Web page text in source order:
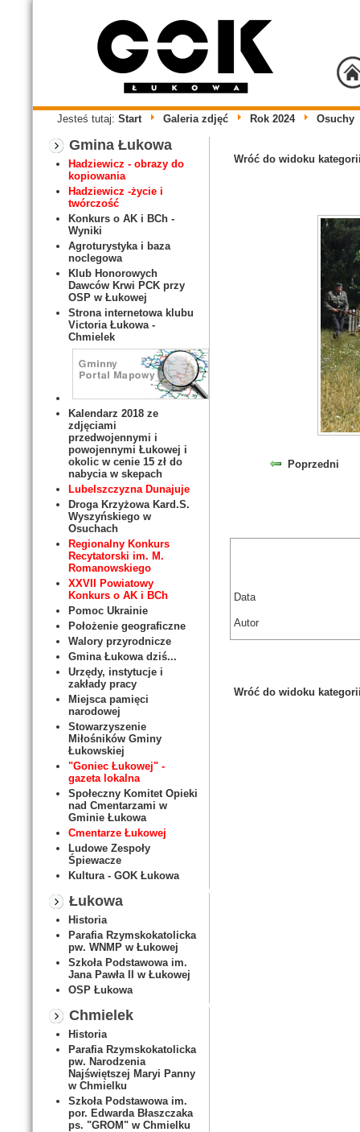
Jesteś tutaj: Start Galeria zdjęć Rok 2024 Osuchy
Gmina Łukowa
Hadziewicz - obrazy do
kopiowania
Hadziewicz -życie i
twórczość
Konkurs o AK i BCh -
Wyniki
Agroturystyka i baza
noclegowa
Klub Honorowych
Dawców Krwi PCK przy
OSP w Łukowej
Strona internetowa klubu
Victoria Łukowa -
Chmielek
Kalendarz 2018 ze
zdjęciami
przedwojennymi i
powojennymi Łukowej i
okolic w cenie 15 zł do
nabycia w skepach
Lubelszczyzna Dunajuje
Droga Krzyżowa Kard.S.
Wyszyńskiego w
Osuchach
Regionalny Konkurs
Recytatorski im. M.
Romanowskiego
XXVII Powiatowy
Konkurs o AK i BCh
Pomoc Ukrainie
Położenie geograficzne
Walory przyrodnicze
Gmina Łukowa dziś...
Urzędy, instytucje i
zakłady pracy
Miejsca pamięci
narodowej
Stowarzyszenie
Miłośników Gminy
Łukowskiej
"Goniec Łukowej" -
gazeta lokalna
Społeczny Komitet Opieki
nad Cmentarzami w
Gminie Łukowa
Cmentarze Łukowej
Ludowe Zespoły
Śpiewacze
Kultura - GOK Łukowa
Łukowa
Historia
Parafia Rzymskokatolicka
pw. WNMP w Łukowej
Szkoła Podstawowa im.
Jana Pawła II w Łukowej
OSP Łukowa
Chmielek
Historia
Parafia Rzymskokatolicka
pw. Narodzenia
Najświętszej Maryi Panny
w Chmielku
Szkoła Podstawowa im.
por. Edwarda Błaszczaka
ps. "GROM" w Chmielku
Wróć do widoku
Poprzedni
Data
Autor
Wróć do widoku